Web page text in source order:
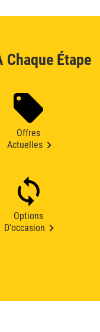
Étape
Offres
Actuelles
Options
D'occasion